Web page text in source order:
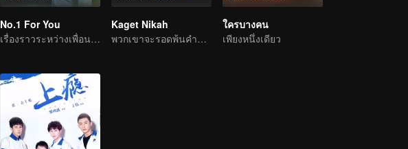
No.1 For You
เรื่องราวระหว่างเพื่อนสมัยเด็ก
Kaget Nikah
พวกเขาจะรอดพ้นคำขาดการแต่งงานได้หรือไม่?
ใครบางคน
เพียงหนึ่งเดียว